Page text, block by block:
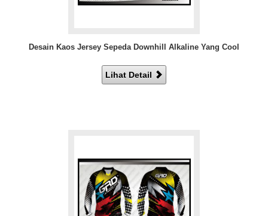
Desain Kaos Jersey Sepeda Downhill Alkaline Yang Cool
Lihat Detail